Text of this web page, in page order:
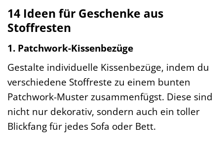
14 Ideen für Geschenke aus
Stoffresten
1. Patchwork-Kissenbezüge
Gestalte individuelle Kissenbezüge, indem du
verschiedene Stoffreste zu einem bunten
Patchwork-Muster zusammenfügst. Diese sind
nicht nur dekorativ, sondern auch ein toller
Blickfang für jedes Sofa oder Bett.